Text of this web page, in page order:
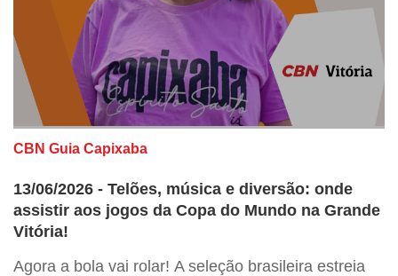
CBN Guia Capixaba
13/06/2026 - Telões, música e diversão: onde
assistir aos jogos da Copa do Mundo na Grande
Vitória!
Agora a bola vai rolar! A seleção brasileira estreia